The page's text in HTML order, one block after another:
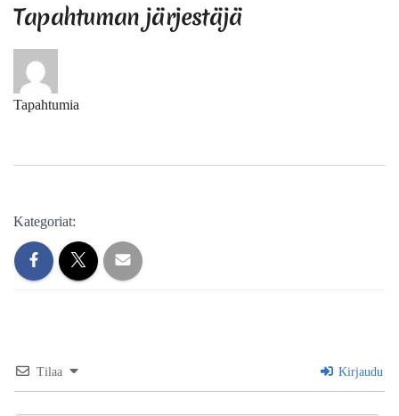
Tapahtuman järjestäjä
Tapahtumia
Kategoriat:
Tilaa Kirjaudu